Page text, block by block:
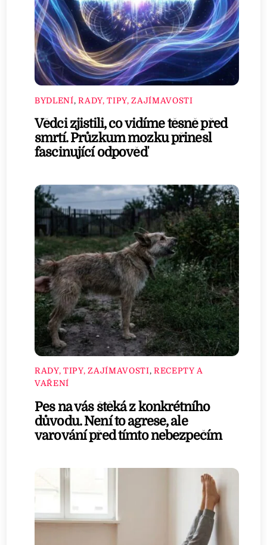
BYDLENÍ,RADY, TIPY, ZAJÍMAVOSTI
Vědci zjistili, co vidíme těsně před
smrtí. Průzkum mozku přinesl
fascinující odpověď
RADY, TIPY, ZAJÍMAVOSTI, RECEPTY A
VAŘENÍ
Pes na vás štěká z konkrétního
důvodu. Není to agrese, ale
varování před tímto nebezpečím